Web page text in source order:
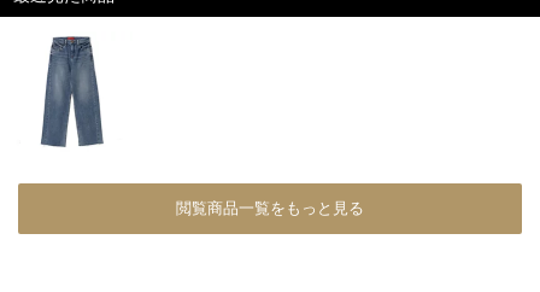
閲覧商品一覧をもっと見る